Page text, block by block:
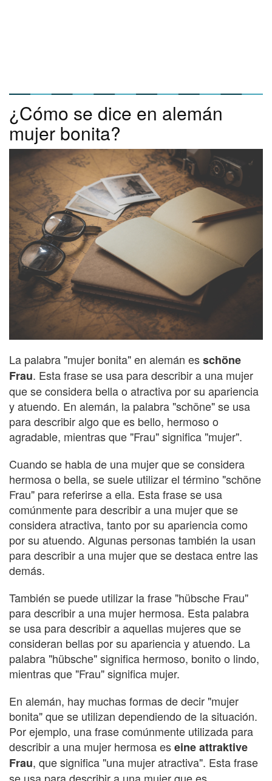
¿Cómo se dice en alemán
mujer bonita?
La palabra "mujer bonita" en alemán esschöne
Frau. Esta frase se usa para describir a una mujer
que se considera bella o atractiva por su apariencia
y atuendo. En alemán, la palabra "schöne" se usa
para describir algo que es bello, hermoso o
agradable, mientras que "Frau" significa "mujer".
Cuando se habla de una mujer que se considera
hermosa o bella, se suele utilizar el término "schöne
Frau" para referirse a ella. Esta frase se usa
comúnmente para describir a una mujer que se
considera atractiva, tanto por su apariencia como
por su atuendo. Algunas personas también la usan
para describir a una mujer que se destaca entre las
demás.
También se puede utilizar la frase "hübsche Frau"
para describir a una mujer hermosa. Esta palabra
se usa para describir a aquellas mujeres que se
consideran bellas por su apariencia y atuendo. La
palabra "hübsche" significa hermoso, bonito o lindo,
mientras que "Frau" significa mujer.
En alemán, hay muchas formas de decir "mujer
bonita" que se utilizan dependiendo de la situación.
Por ejemplo, una frase comúnmente utilizada para
describir a una mujer hermosa eseine attraktive
Frau, que significa "una mujer atractiva". Esta frase
se usa para describir a una mujer que es